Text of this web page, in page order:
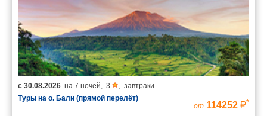
с 30.08.2026 на 7 ночей, 3 , завтраки
Туры на о. Бали (прямой перелёт)
от 114252 *